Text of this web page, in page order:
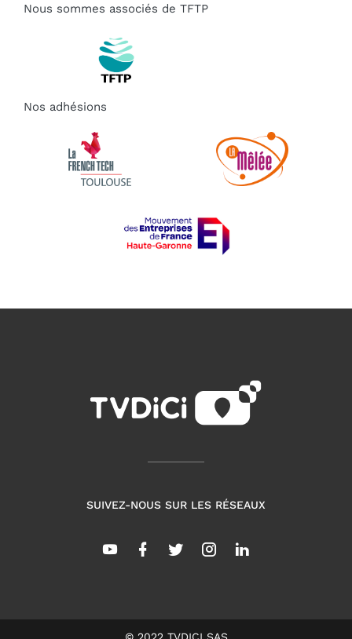
Nous sommes associés de TFTP
Nos adhésions
SUIVEZ-NOUS SUR LES RÉSEAUX